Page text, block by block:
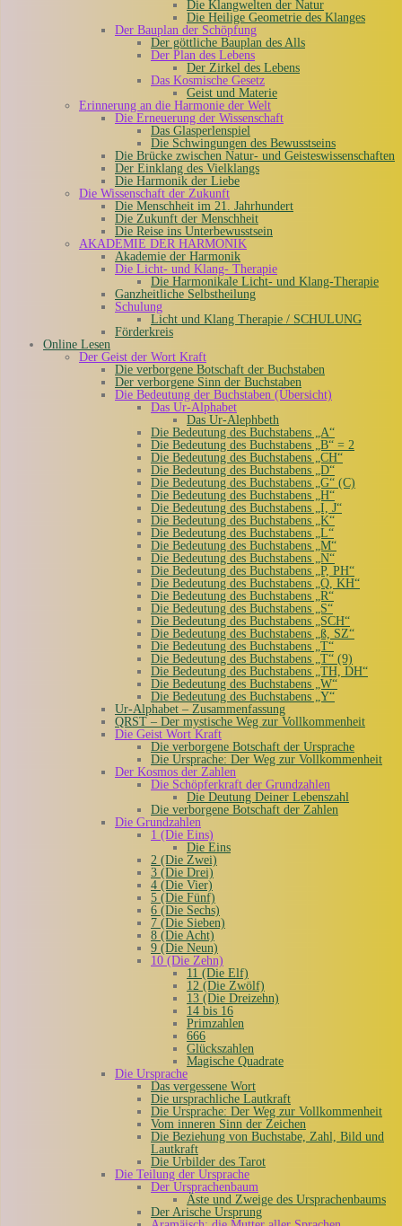
Die Klangwelten der Natur
Die Heilige Geometrie des Klanges
Der Bauplan der Schöpfung
Der göttliche Bauplan des Alls
Der Plan des Lebens
Der Zirkel des Lebens
Das Kosmische Gesetz
Geist und Materie
Erinnerung an die Harmonie der Welt
Die Erneuerung der Wissenschaft
Das Glasperlenspiel
Die Schwingungen des Bewusstseins
Die Brücke zwischen Natur- und Geisteswissenschaften
Der Einklang des Vielklangs
Die Harmonik der Liebe
Die Wissenschaft der Zukunft
Die Menschheit im 21. Jahrhundert
Die Zukunft der Menschheit
Die Reise ins Unterbewusstsein
AKADEMIE DER HARMONIK
Akademie der Harmonik
Die Licht- und Klang- Therapie
Die Harmonikale Licht- und Klang-Therapie
Ganzheitliche Selbstheilung
Schulung
Licht und Klang Therapie / SCHULUNG
Förderkreis
Online Lesen
Der Geist der Wort Kraft
Die verborgene Botschaft der Buchstaben
Der verborgene Sinn der Buchstaben
Die Bedeutung der Buchstaben (Übersicht)
Das Ur-Alphabet
Das Ur-Alephbeth
Die Bedeutung des Buchstabens „A“
Die Bedeutung des Buchstabens „B“ = 2
Die Bedeutung des Buchstabens „CH“
Die Bedeutung des Buchstabens „D“
Die Bedeutung des Buchstabens „G“ (C)
Die Bedeutung des Buchstabens „H“
Die Bedeutung des Buchstabens „I, J“
Die Bedeutung des Buchstabens „K“
Die Bedeutung des Buchstabens „L“
Die Bedeutung des Buchstabens „M“
Die Bedeutung des Buchstabens „N“
Die Bedeutung des Buchstabens „P, PH“
Die Bedeutung des Buchstabens „Q, KH“
Die Bedeutung des Buchstabens „R“
Die Bedeutung des Buchstabens „S“
Die Bedeutung des Buchstabens „SCH“
Die Bedeutung des Buchstabens „ß, SZ“
Die Bedeutung des Buchstabens „T“
Die Bedeutung des Buchstabens „T“ (9)
Die Bedeutung des Buchstabens „TH, DH“
Die Bedeutung des Buchstabens „W“
Die Bedeutung des Buchstabens „Y“
Ur-Alphabet – Zusammenfassung
QRST – Der mystische Weg zur Vollkommenheit
Die Geist Wort Kraft
Die verborgene Botschaft der Ursprache
Die Ursprache: Der Weg zur Vollkommenheit
Der Kosmos der Zahlen
Die Schöpferkraft der Grundzahlen
Die Deutung Deiner Lebenszahl
Die verborgene Botschaft der Zahlen
Die Grundzahlen
1 (Die Eins)
Die Eins
2 (Die Zwei)
3 (Die Drei)
4 (Die Vier)
5 (Die Fünf)
6 (Die Sechs)
7 (Die Sieben)
8 (Die Acht)
9 (Die Neun)
10 (Die Zehn)
11 (Die Elf)
12 (Die Zwölf)
13 (Die Dreizehn)
14 bis 16
Primzahlen
666
Glückszahlen
Magische Quadrate
Die Ursprache
Das vergessene Wort
Die ursprachliche Lautkraft
Die Ursprache: Der Weg zur Vollkommenheit
Vom inneren Sinn der Zeichen
Die Beziehung von Buchstabe, Zahl, Bild und
Lautkraft
Die Urbilder des Tarot
Die Teilung der Ursprache
Der Ursprachenbaum
Äste und Zweige des Ursprachenbaums
Der Arische Ursprung